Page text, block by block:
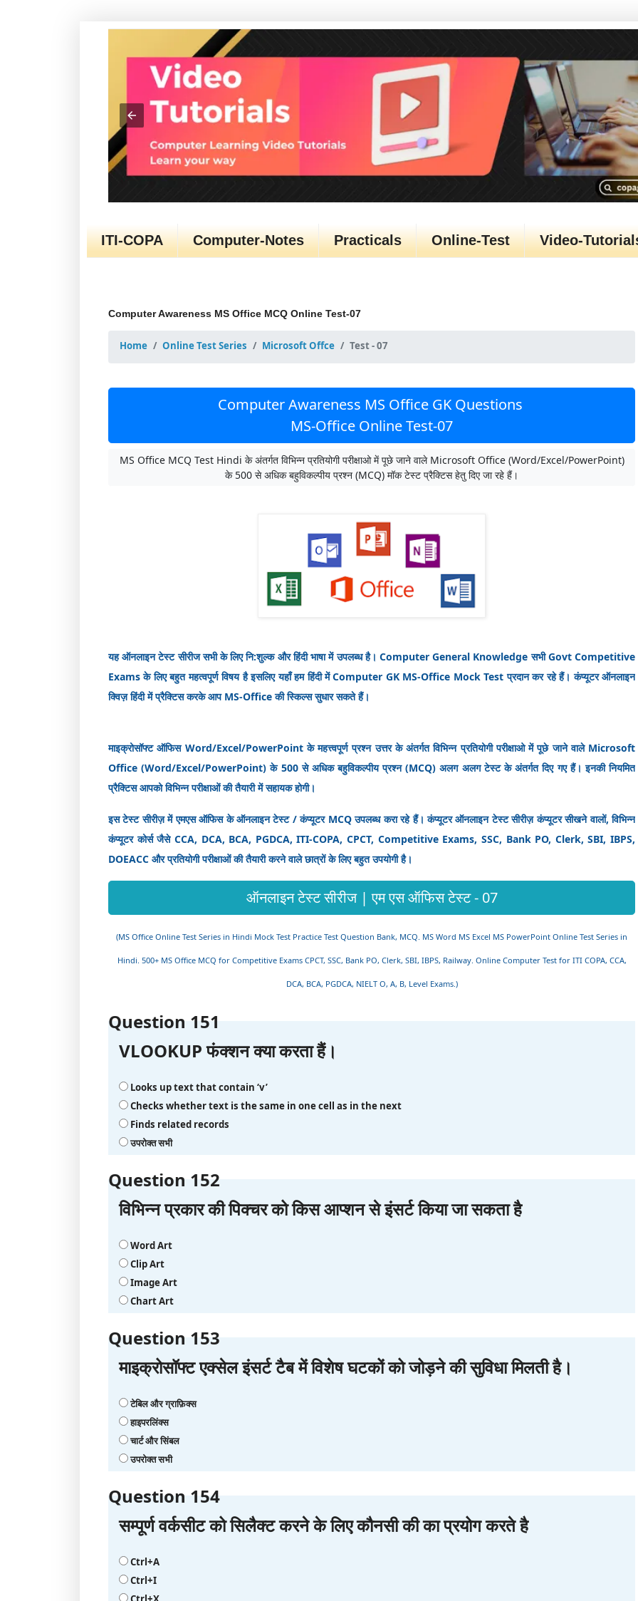
ITI-COPA Computer-Notes Practicals Online-Test Video-
Computer Awareness MS Office MCQ Online Test-07
Home Online Test Series Microsoft Offce Test - 07
Computer Awareness MS Office GK Questions
MS-Office Online Test-07
MS Office MCQ Test Hindi के अंतर्गत विभिन्न प्रतियोगी परीक्षाओ में पूछे जाने वाले Microsoft Office (Word/Excel/PowerPoint)
के 500 से अधिक बहुविकल्पीय प्रश्न (MCQ) मॉक टेस्ट प्रैक्टिस हेतु दिए जा रहे हैं।
यह ऑनलाइन टेस्ट सीरीज सभी के लिए नि:शुल्क और हिंदी भाषा में उपलब्ध है। Computer General Knowledge सभी Govt Competitive
Exams के लिए बहुत महत्वपूर्ण विषय है इसलिए यहाँ हम हिंदी में Computer GK MS-Office Mock Test प्रदान कर रहे हैं। कंप्यूटर ऑनलाइन
क्विज़ हिंदी में प्रैक्टिस करके आप MS-Office की स्किल्स सुधार सकते हैं।
माइक्रोसॉफ्ट ऑफिस Word/Excel/PowerPoint के महत्त्वपूर्ण प्रश्न उत्तर के अंतर्गत विभिन्न प्रतियोगी परीक्षाओ में पूछे जाने वाले Microsoft
Office (Word/Excel/PowerPoint) के 500 से अधिक बहुविकल्पीय प्रश्न (MCQ) अलग अलग टेस्ट के अंतर्गत दिए गए हैं। इनकी नियमित
प्रैक्टिस आपको विभिन्न परीक्षाओं की तैयारी में सहायक होगी।
इस टेस्ट सीरीज़ में एमएस ऑफिस के ऑनलाइन टेस्ट / कंप्यूटर MCQ उपलब्ध करा रहे हैं। कंप्यूटर ऑनलाइन टेस्ट सीरीज़ कंप्यूटर सीखने वालों, विभिन्न
कंप्यूटर कोर्स जैसे CCA, DCA, BCA, PGDCA, ITI-COPA, CPCT, Competitive Exams, SSC, Bank PO, Clerk, SBI, IBPS,
DOEACC और प्रतियोगी परीक्षाओं की तैयारी करने वाले छात्रों के लिए बहुत उपयोगी है।
ऑनलाइन टेस्ट सीरीज | एम एस ऑफिस टेस्ट - 07
(MS Office Online Test Series in Hindi Mock Test Practice Test Question Bank, MCQ. MS Word MS Excel MS PowerPoint Online Test Series in
Hindi. 500+ MS Office MCQ for Competitive Exams CPCT, SSC, Bank PO, Clerk, SBI, IBPS, Railway. Online Computer Test for ITI COPA, CCA,
DCA, BCA, PGDCA, NIELT O, A, B, Level Exams.)
Question 151
VLOOKUP फंक्‍शन क्‍या करता हैं।
Looks up text that contain ‘v’
Checks whether text is the same in one cell as in the next
Finds related records
उपरोक्त सभी
Question 152
विभिन्‍न प्रकार की पिक्चर को किस आप्शन से इंसर्ट किया जा सकता है
Word Art
Clip Art
Image Art
Chart Art
Question 153
माइक्रोसॉफ्ट एक्सेल इंसर्ट टैब में विशेष घटकों को जोड़ने की सुविधा मिलती है।
टेबिल और ग्राफ़िक्स
हाइपरलिंक्स
चार्ट और सिंबल
उपरोक्त सभी
Question 154
सम्पूर्ण वर्कसीट को सिलैक्ट करने के लिए कौनसी की का प्रयोग करते है
Ctrl+A
Ctrl+I